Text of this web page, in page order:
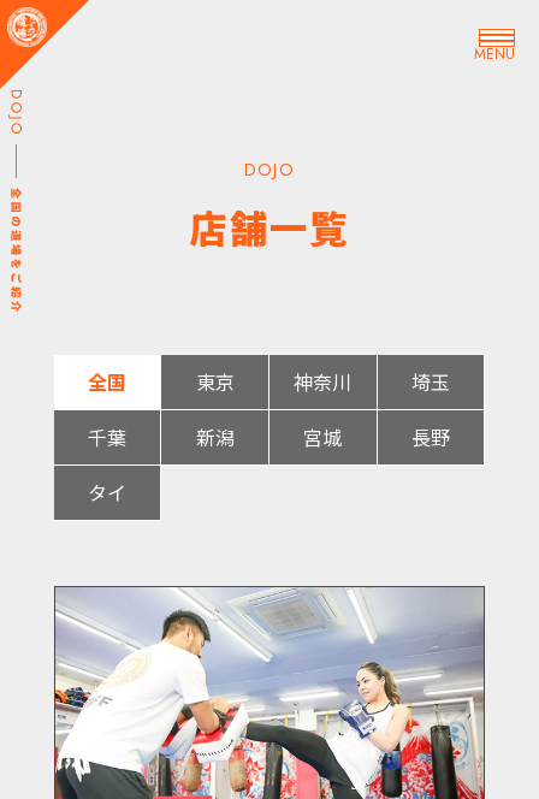
MENU
DOJO
店舗一覧
全国 東京 神奈川
埼玉
千葉
新潟 宮城
長野
タイ